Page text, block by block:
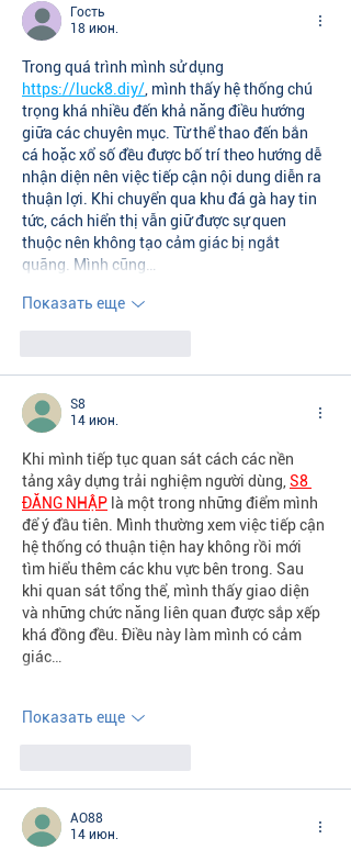
Гость
18 июн.
Trong quá trình mình sử dụng
https://luck8.diy/ , mình thấy hệ thống chú
trọng khá nhiều đến khả năng điều hướng
giữa các chuyên mục. Từ thể thao đến bắn
cá hoặc xổ số đều được bố trí theo hướng dễ
nhận diện nên việc tiếp cận nội dung diễn ra
thuận lợi. Khi chuyển qua khu đá gà hay tin
tức, cách hiển thị vẫn giữ được sự quen
thuộc nên không tạo cảm giác bị ngắt
quãng. Mình cũng…
Показать еще
S8
14 июн.
Khi mình tiếp tục quan sát cách các nền
tảng xây dựng trải nghiệm người dùng, S8
ĐĂNG NHẬP là một trong những điểm mình
để ý đầu tiên. Mình thường xem việc tiếp cận
hệ thống có thuận tiện hay không rồi mới
tìm hiểu thêm các khu vực bên trong. Sau
khi quan sát tổng thể, mình thấy giao diện
và những chức năng liên quan được sắp xếp
khá đồng đều. Điều này làm mình có cảm
giác…
Показать еще
AO88
14 июн.